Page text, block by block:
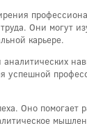
Они могут
карьере.
Оно